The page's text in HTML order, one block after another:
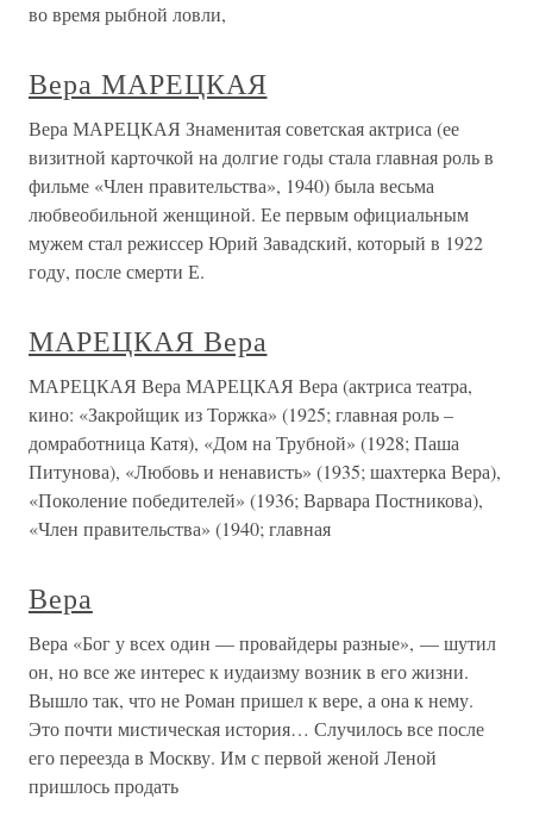
во время рыбной ловли,
Вера МАРЕЦКАЯ
Вера МАРЕЦКАЯ Знаменитая советская актриса (ее
визитной карточкой на долгие годы стала главная роль в
фильме «Член правительства», 1940) была весьма
любвеобильной женщиной. Ее первым официальным
мужем стал режиссер Юрий Завадский, который в 1922
году, после смерти Е.
МАРЕЦКАЯ Вера
МАРЕЦКАЯ Вера МАРЕЦКАЯ Вера (актриса театра,
кино: «Закройщик из Торжка» (1925; главная роль –
домработница Катя), «Дом на Трубной» (1928; Паша
Питунова), «Любовь и ненависть» (1935; шахтерка Вера),
«Поколение победителей» (1936; Варвара Постникова),
«Член правительства» (1940; главная
Вера
Вера «Бог у всех один — провайдеры разные», — шутил
он, но все же интерес к иудаизму возник в его жизни.
Вышло так, что не Роман пришел к вере, а она к нему.
Это почти мистическая история… Случилось все после
его переезда в Москву. Им с первой женой Леной
пришлось продать